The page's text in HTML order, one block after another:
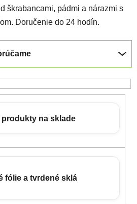
škrabancami, pádmi a nárazmi s
Doručenie do 24 hodín.
na sklade
fólie a tvrdené sklá